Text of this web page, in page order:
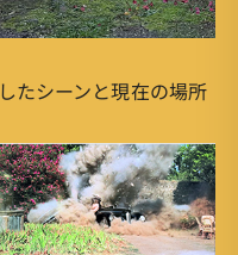
たシーンと現在の場所